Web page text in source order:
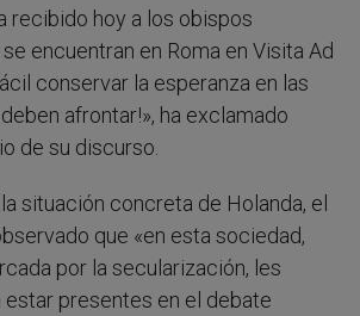
recibido hoy a los obispos
encuentran en Roma en Visita Ad
conservar la esperanza en las
afrontar!», ha exclamado
de su discurso.
situación concreta de Holanda, el
que «en esta sociedad,
por la secularización, les
estar presentes en el debate